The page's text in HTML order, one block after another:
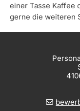
einer Tasse Kaffee
gerne die weiteren